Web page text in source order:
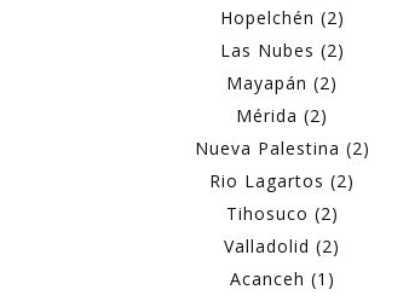
Hopelchén (2)
Las Nubes (2)
Mayapán (2)
Mérida (2)
Nueva Palestina (2)
Rio Lagartos (2)
Tihosuco (2)
Valladolid (2)
Acanceh (1)